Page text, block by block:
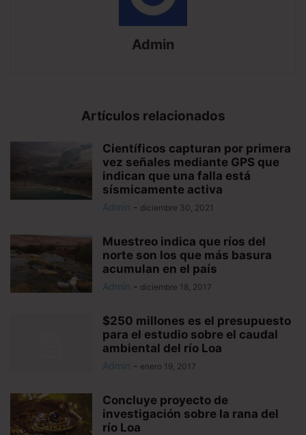
Admin
Artículos relacionados
Científicos capturan por primera
vez señales mediante GPS que
indican que una falla está
sísmicamente activa
Admin - diciembre 30, 2021
Muestreo indica que ríos del
norte son los que más basura
acumulan en el país
Admin - diciembre 18, 2017
$250 millones es el presupuesto
para el estudio sobre el caudal
ambiental del río Loa
Admin - enero 19, 2017
Concluye proyecto de
investigación sobre la rana del
río Loa